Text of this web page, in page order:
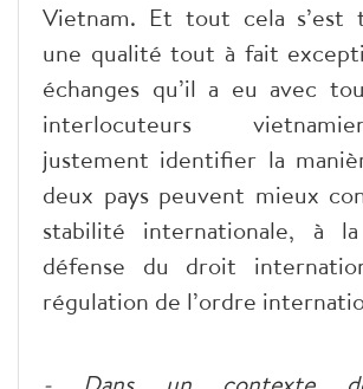
Vietnam. Et tout cela s’est
une qualité tout à fait
échanges qu’il a eu avec
interlocuteurs
justement identifier la
deux pays peuvent mieux
stabilité internationale, à
défense du droit
régulation de l’ordre